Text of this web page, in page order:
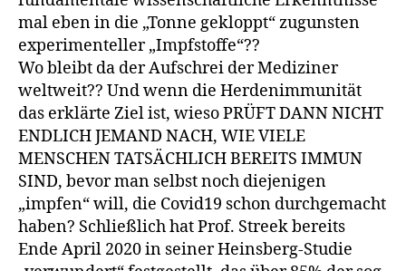
mal eben in die „Tonne gekloppt“ zugunsten
experimenteller „Impfstoffe“??
Wo bleibt da der Aufschrei der Mediziner
weltweit?? Und wenn die Herdenimmunität
das erklärte Ziel ist, wieso PRÜFT DANN NICHT
ENDLICH JEMAND NACH, WIE VIELE
MENSCHEN TATSÄCHLICH BEREITS IMMUN
SIND, bevor man selbst noch diejenigen
„impfen“ will, die Covid19 schon durchgemacht
haben? Schließlich hat Prof. Streek bereits
Ende April 2020 in seiner Heinsberg-Studie